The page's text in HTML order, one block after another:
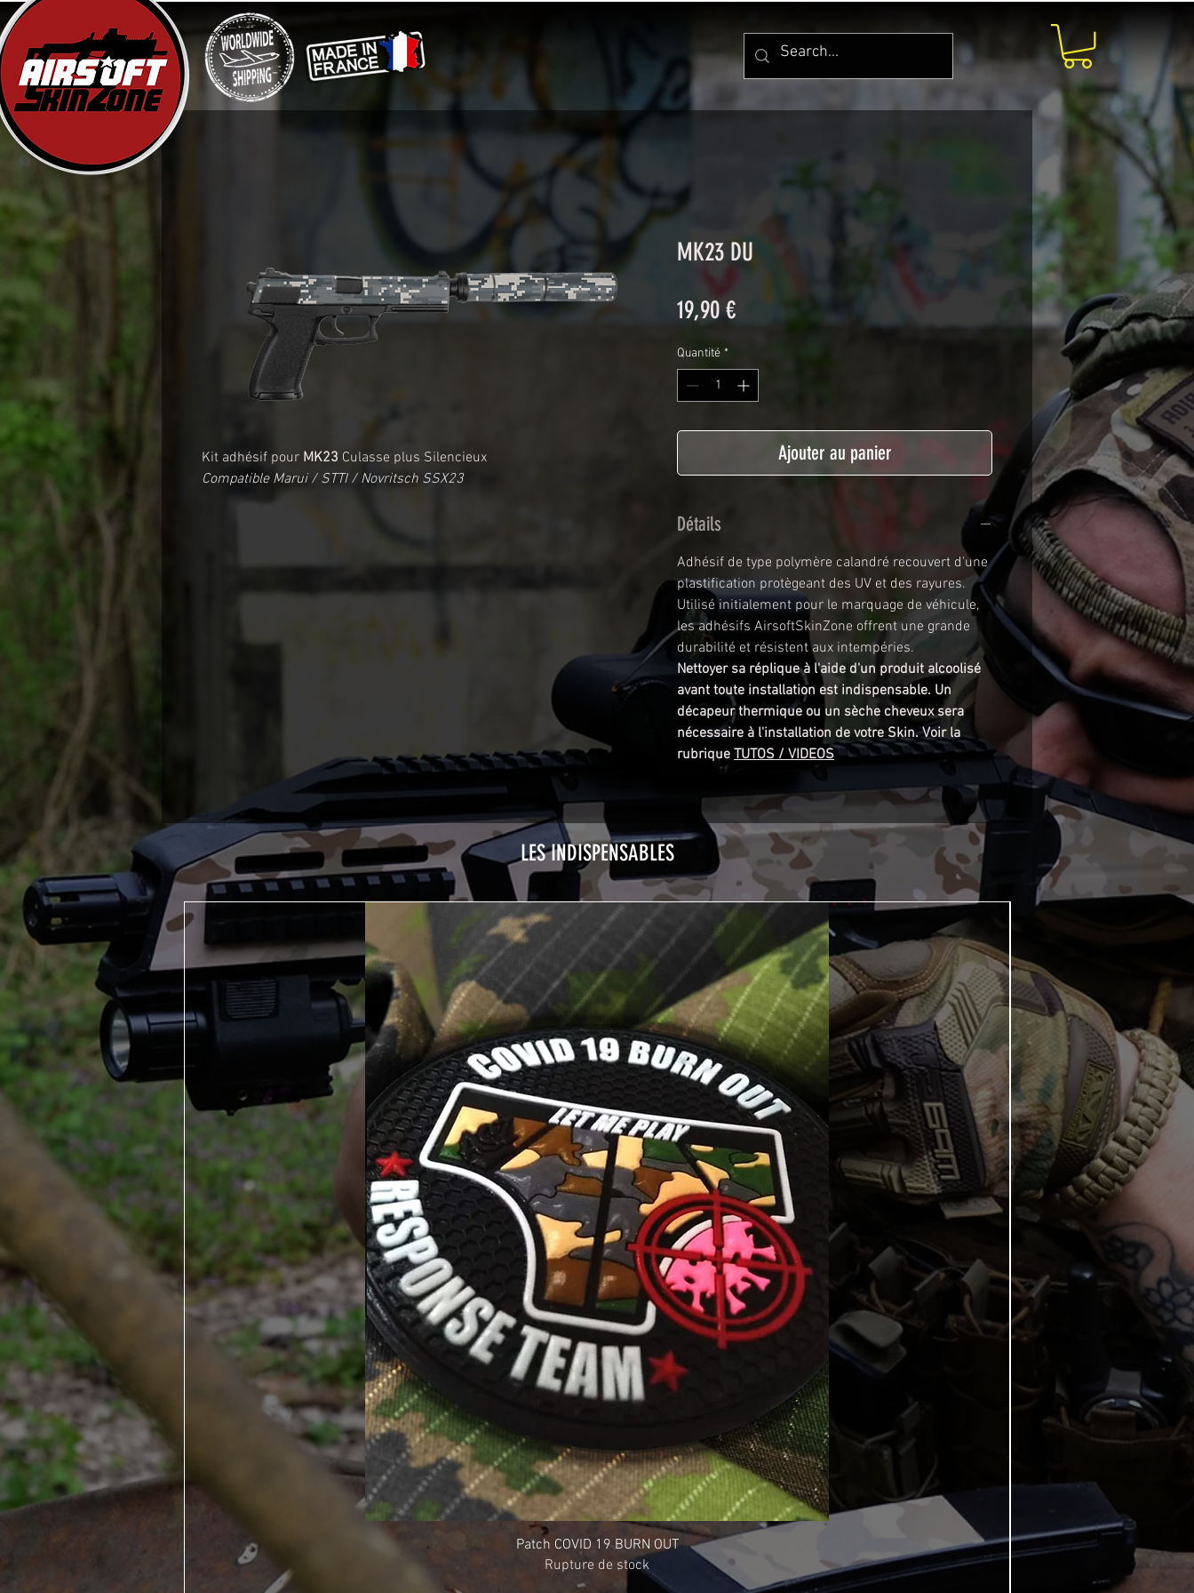
Kit adhésif pour MK23 Culasse plus Silencieux
Compatible Marui / STTI / Novritsch SSX23
MK23 DU
19,90 €Prix
Quantité *
Ajouter au panier
Détails
Adhésif de type polymère calandré recouvert d'une
plastification protègeant des UV et des rayures.
Utilisé initialement pour le marquage de véhicule,
les adhésifs AirsoftSkinZone offrent une grande
durabilité et résistent aux intempéries.
Nettoyer sa réplique à l'aide d'un produit alcoolisé
avant toute installation est indispensable. Un
décapeur thermique ou un sèche cheveux sera
nécessaire à l'installation de votre Skin. Voir la
rubrique TUTOS / VIDEOS
LES INDISPENSABLES
Patch COVID 19 BURN OUT
Rupture de stock